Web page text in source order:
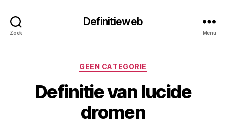
Zoek
Definitieweb
Menu
Categorieën
GEEN CATEGORIE
Definitie van lucide
dromen